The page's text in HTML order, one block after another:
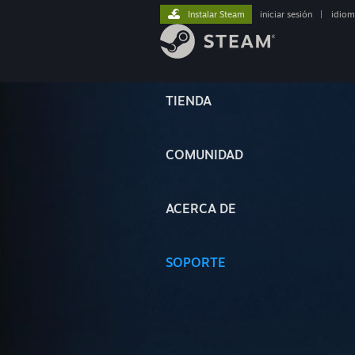
TIENDA
COMUNIDAD
ACERCA DE
SOPORTE
Instalar Steam iniciar sesión